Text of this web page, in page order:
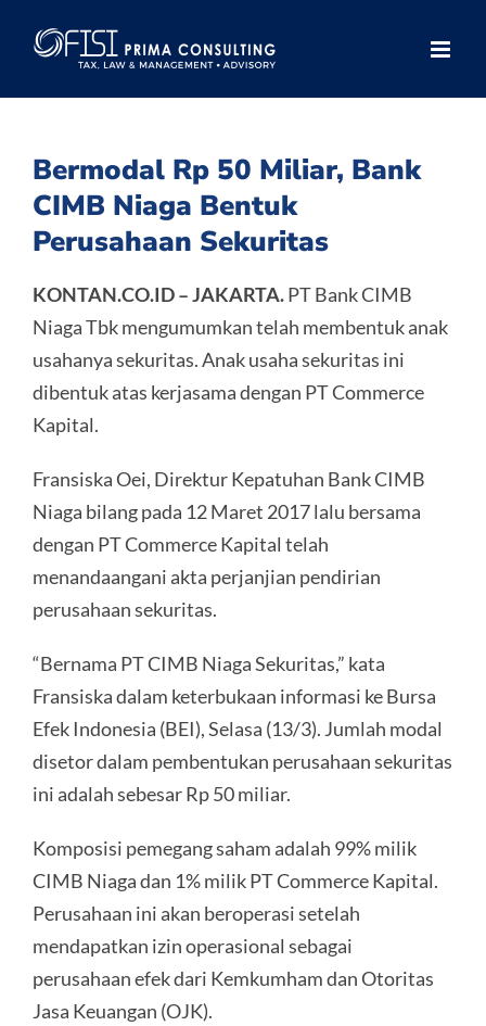
Bermodal Rp 50 Miliar, Bank
CIMB Niaga Bentuk
Perusahaan Sekuritas
KONTAN.CO.ID – JAKARTA.PT Bank CIMB
Niaga Tbk mengumumkan telah membentuk anak
usahanya sekuritas. Anak usaha sekuritas ini
dibentuk atas kerjasama dengan PT Commerce
Kapital.
Fransiska Oei, Direktur Kepatuhan Bank CIMB
Niaga bilang pada 12 Maret 2017 lalu bersama
dengan PT Commerce Kapital telah
menandaangani akta perjanjian pendirian
perusahaan sekuritas.
“Bernama PT CIMB Niaga Sekuritas,” kata
Fransiska dalam keterbukaan informasi ke Bursa
Efek Indonesia (BEI), Selasa (13/3). Jumlah modal
disetor dalam pembentukan perusahaan sekuritas
ini adalah sebesar Rp 50 miliar.
Komposisi pemegang saham adalah 99% milik
CIMB Niaga dan 1% milik PT Commerce Kapital.
Perusahaan ini akan beroperasi setelah
mendapatkan izin operasional sebagai
perusahaan efek dari Kemkumham dan Otoritas
Jasa Keuangan (OJK).